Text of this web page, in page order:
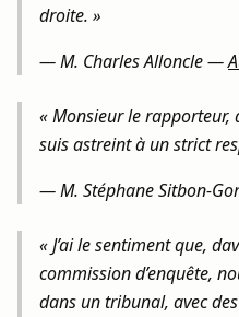
droite. »
—M. Charles Alloncle—
« Monsieur le rapporteur,
suis astreint à un strict
—M. Stéphane Sitbon-
« J’ai le sentiment que,
commission d’enquête,
dans un tribunal, avec